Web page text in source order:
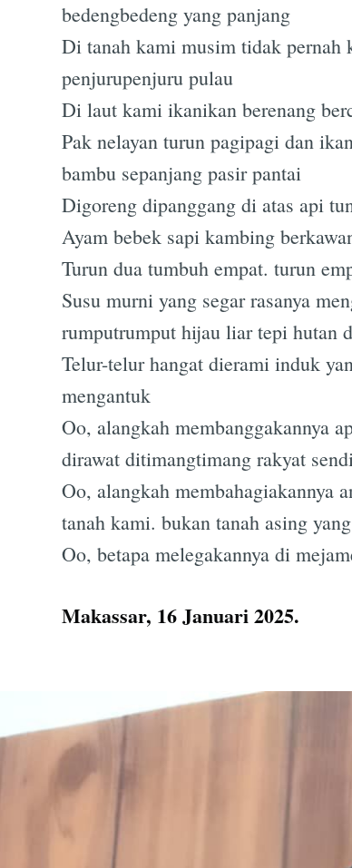
bedengbedeng yang panjang
Di tanah kami musim tidak pernah
penjurupenjuru pulau
Di laut kami ikanikan berenang
Pak nelayan turun pagipagi dan
bambu sepanjang pasir pantai
Digoreng dipanggang di atas api
Ayam bebek sapi kambing
Turun dua tumbuh empat. turun
Susu murni yang segar rasanya
rumputrumput hijau liar tepi hutan
Telur-telur hangat dierami induk
mengantuk
Oo, alangkah membanggakannya
dirawat ditimangtimang rakyat
Oo, alangkah membahagiakannya
tanah kami. bukan tanah asing
Oo, betapa melegakannya di
Makassar, 16 Januari 2025.